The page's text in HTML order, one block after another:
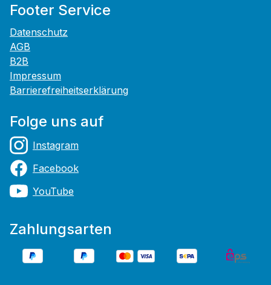
Footer Service
Datenschutz
AGB
B2B
Impressum
Barrierefreiheitserklärung
Folge uns auf
Instagram
Facebook
YouTube
Zahlungsarten